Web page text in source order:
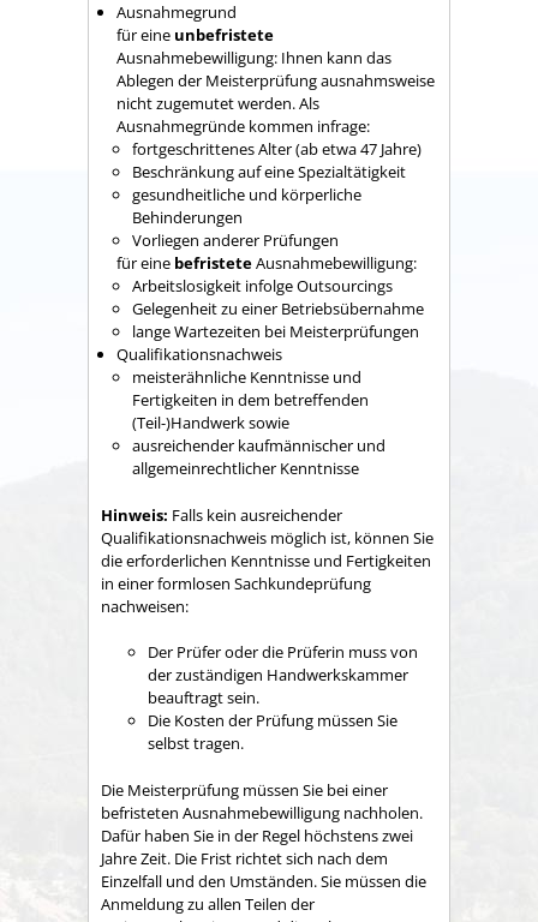
Ausnahmegrund
für eine unbefristete
Ausnahmebewilligung: Ihnen kann das
Ablegen der Meisterprüfung ausnahmsweise
nicht zugemutet werden.Als
Ausnahmegründe kommen infrage:
fortgeschrittenes Alter (ab etwa 47 Jahre)
Beschränkung auf eine Spezialtätigkeit
gesundheitliche und körperliche
Behinderungen
Vorliegen anderer Prüfungen
für eine befristeteAusnahmebewilligung:
Arbeitslosigkeit infolge Outsourcings
Gelegenheit zu einer Betriebsübernahme
lange Wartezeiten bei Meisterprüfungen
Qualifikationsnachweis
meisterähnliche Kenntnisse und
Fertigkeiten in dem betreffenden
(Teil-)Handwerk sowie
ausreichender kaufmännischer und
allgemeinrechtlicher Kenntnisse
Hinweis: Falls kein ausreichender
Qualifikationsnachweis möglich ist, können Sie
die erforderlichen Kenntnisse und Fertigkeiten
in einer formlosen Sachkundeprüfung
nachweisen:
Der Prüfer oder die Prüferin muss von
der zuständigen Handwerkskammer
beauftragt sein.
Die Kosten der Prüfung müssen Sie
selbst tragen.
Die Meisterprüfung müssen Sie bei einer
befristeten Ausnahmebewilligung nachholen.
Dafür haben Sie in der Regel höchstens zwei
Jahre Zeit. Die Frist richtet sich nach dem
Einzelfall und den Umständen. Sie müssen die
Anmeldung zu allen Teilen der